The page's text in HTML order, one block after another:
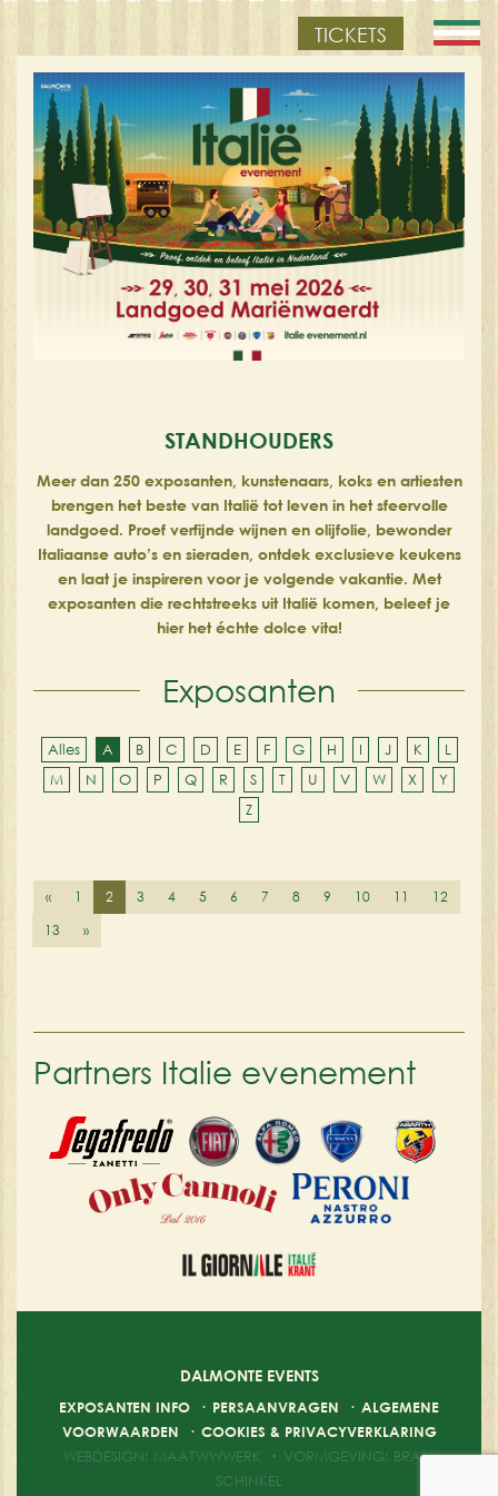
TICKETS
STANDHOUDERS
Meer dan 250 exposanten, kunstenaars, koks en artiesten
brengen het beste van Italië tot leven in het sfeervolle
landgoed. Proef verfijnde wijnen en olijfolie, bewonder
Italiaanse auto’s en sieraden, ontdek exclusieve keukens
en laat je inspireren voor je volgende vakantie. Met
exposanten die rechtstreeks uit Italië komen, beleef je
hier het échte dolce vita!
Exposanten
Alles A B C D E F G H I J K
L
M
N O P Q R S T U V W X
Y
Z
« 1 2 3 4 5 6 7 8 9 10 11
12
13
»
Partners Italie evenement
DALMONTE EVENTS
EXPOSANTEN INFO · PERSAANVRAGEN · ALGEMENE
VOORWAARDEN · COOKIES & PRIVACYVERKLARING
WEBDESIGN: MAATWWWERK
· VORMGEVING: BRAM
SCHINKEL